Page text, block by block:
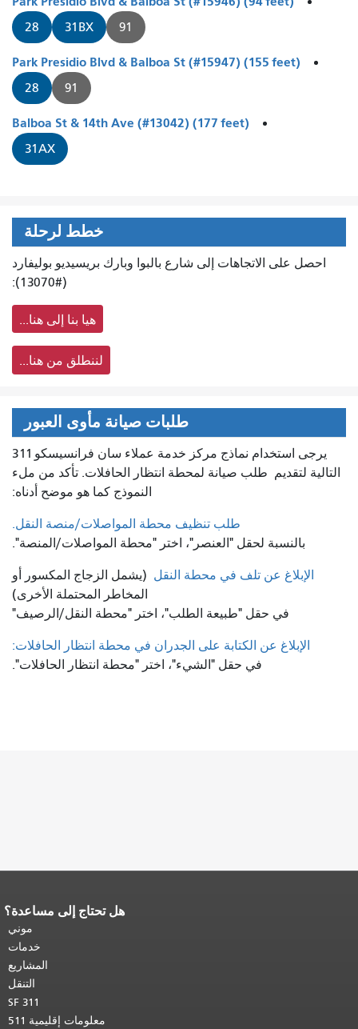
28 31BX 91
Park Presidio Blvd & Balboa St (#15947) (155 feet)
28 91
Balboa St & 14th Ave (#13042) (177 feet)
31AX
خطط لرحلة
احصل على الاتجاهات إلى شارع بالبوا وبارك بريسيديو بوليفارد
(#13070):
هيا بنا إلى هنا...
لننطلق من هنا...
طلبات صيانة مأوى العبور
يرجى استخدام نماذج مركز خدمة عملاء سان فرانسيسكو 311
التالية لتقديم طلب صيانة لمحطة انتظار الحافلات. تأكد من ملء
النموذج كما هو موضح أدناه:
طلب تنظيف محطة المواصلات/منصة النقل.
بالنسبة لحقل "العنصر"، اختر "محطة المواصلات/المنصة".
الإبلاغ عن تلف في محطة النقل (يشمل الزجاج المكسور أو
المخاطر المحتملة الأخرى)
في حقل "طبيعة الطلب"، اختر "محطة النقل/الرصيف"
الإبلاغ عن الكتابة على الجدران في محطة انتظار الحافلات:
في حقل "الشيء"، اختر "محطة انتظار الحافلات".
هل تحتاج إلى مساعدة؟
موني
خدمات
المشاريع
التنقل
SF 311
معلومات إقليمية 511